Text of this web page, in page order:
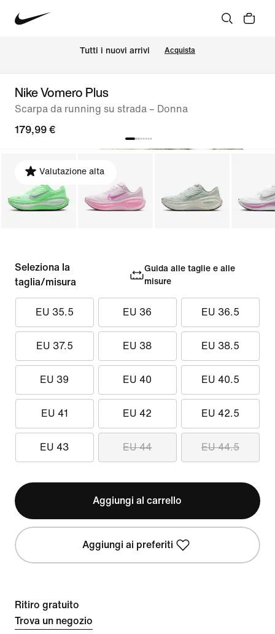
Tutti i nuovi arrivi Acquista
Nike Vomero Plus
Scarpa da running su strada – Donna
179,99 €
Valutazione alta
Seleziona la
taglia/misura
Guida alle taglie e alle
misure
EU 35.5 EU 36 EU 36.5
EU 37.5 EU 38 EU 38.5
EU 39 EU 40 EU 40.5
EU 41 EU 42 EU 42.5
EU 43 EU 44 EU 44.5
Aggiungi al carrello
Aggiungi ai preferiti
Ritiro gratuito
Trova un negozio